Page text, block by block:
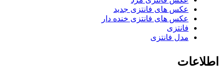
عکس های فانتزی جدید
عکس های فانتزی خنده دار
فانتزی
مدل فانتزی
اطلاعات